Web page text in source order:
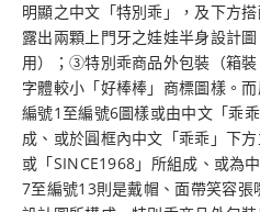
明顯之中文「特別乖」，及下方
露出兩顆上門牙之娃娃半身設計
用）；③特別乖商品外包裝（箱
字體較小「好棒棒」商標圖樣。
編號1至編號6圖樣或由中文「乖
成、或於圓框內中文「乖乖」下
或「SINCE1968」所組成、或為
7至編號13則是戴帽、面帶笑容